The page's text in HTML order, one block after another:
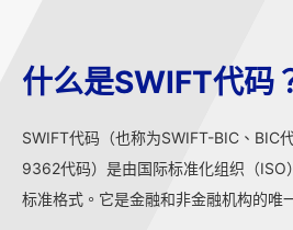
什么是SWIFT代码
SWIFT代码（也称为SWIFT-BIC、BIC
9362代码）是由国际标准化组织（ISO
标准格式。它是金融和非金融机构的唯